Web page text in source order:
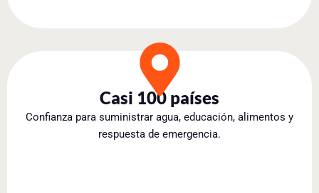
Casi 100 países
Confianza para suministrar agua, educación, alimentos y
respuesta de emergencia.